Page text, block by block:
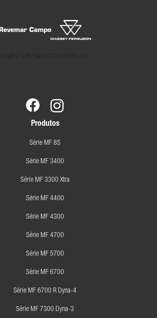
Produtos
Série MF 8S
Série MF 3400
Série MF 3300 Xtra
Série MF 4400
Série MF 4300
Série MF 4700
Série MF 5700
Série MF 6700
Série MF 6700 R Dyna-4
Série MF 7300 Dyna-3